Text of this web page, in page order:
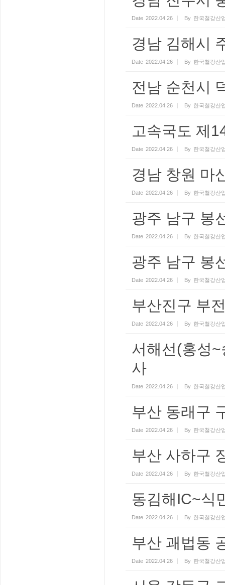
Date 2022.04.26 By 한국철강산
경남 김해시
Date 2022.04.26 By 한국철강산
전남 순천시
Date 2022.04.26 By 한국철강산
고속국도 제
Date 2022.04.26 By 한국철강산
경남 창원 마
Date 2022.04.26 By 한국철강산
광주 남구 봉
Date 2022.04.26 By 한국철강산
광주 남구 봉
Date 2022.04.26 By 한국철강산
부산진구 부
Date 2022.04.26 By 한국철강산
서해선(홍성
사
Date 2022.04.26 By 한국철강산
부산 동래구
Date 2022.04.26 By 한국철강산
부산 사하구
Date 2022.04.26 By 한국철강산
동김해IC~식
Date 2022.04.26 By 한국철강산
부산 괘법동
Date 2022.04.26 By 한국철강산